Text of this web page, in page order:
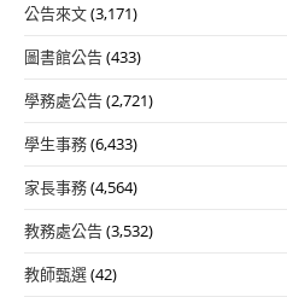
公告來文(3,171)
圖書館公告(433)
學務處公告(2,721)
學生事務(6,433)
家長事務(4,564)
教務處公告(3,532)
教師甄選(42)